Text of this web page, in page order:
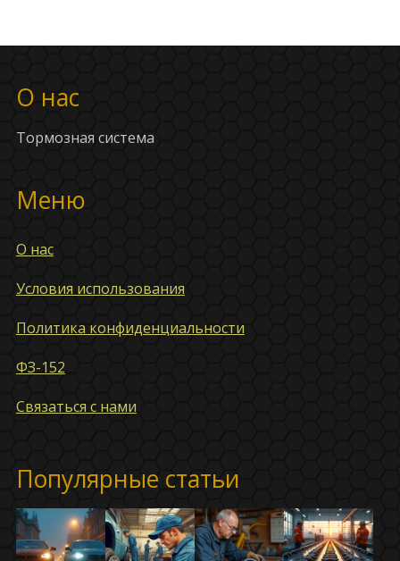
О нас
Тормозная система
Меню
О нас
Условия использования
Политика конфиденциальности
ФЗ-152
Связаться с нами
Популярные статьи